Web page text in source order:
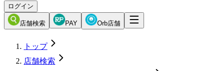
ログイン
店舗検索 PAY Orb店舗
トップ
店舗検索